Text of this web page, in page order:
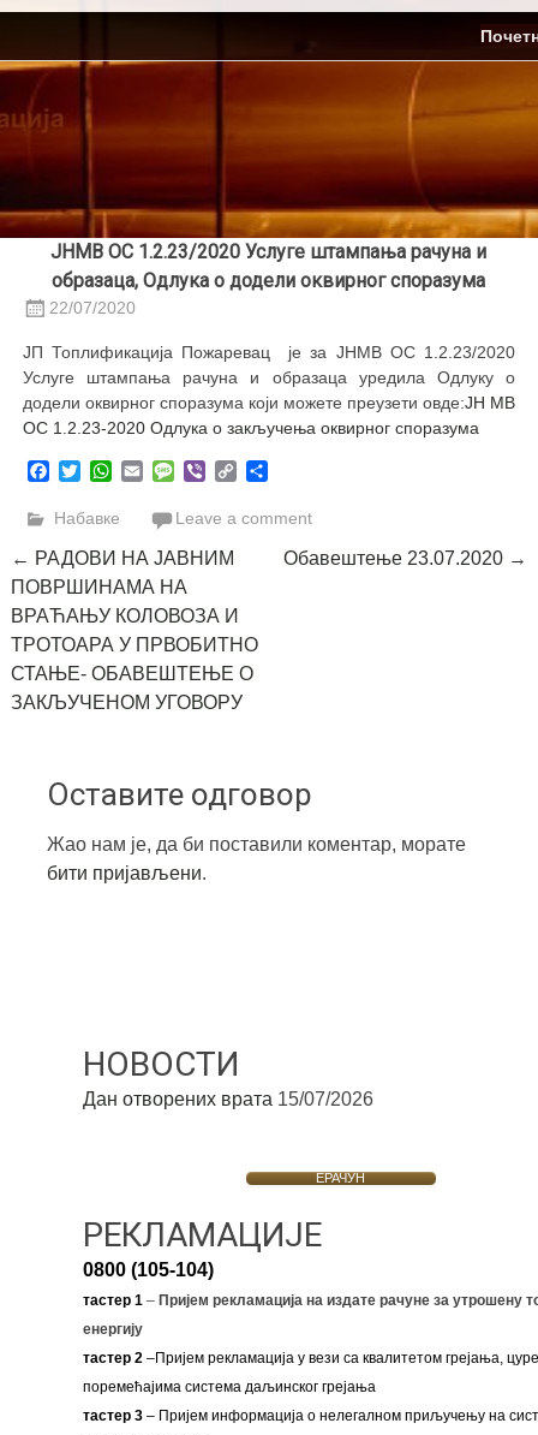
Skip
content
ЈНМВ ОС 1.2.23/2020 Услуге штампања рачуна и
образаца, Одлука о додели оквирног споразума
22/07/2020
ЈП Топлификација Пожаревац је за ЈНМВ ОС 1.2.23/2020
Услуге штампања рачуна и образаца уредила Одлуку о
додели оквирног споразума који можете преузети овде:ЈН МВ
OС 1.2.23-2020 Одлука о закључења оквирног споразума
Facebook
TwitterWhatsApp
EmailMessage
ViberCopy
Набавке Leave a comment
Post
navigation
← РАДОВИ НА ЈАВНИМ
ПОВРШИНАМА НА
ВРАЋАЊУ КОЛОВОЗА И
ТРОТОАРА У ПРВОБИТНО
СТАЊЕ- ОБАВЕШТЕЊЕ О
ЗАКЉУЧЕНОМ УГОВОРУ
Обавештење 23.07.2020 →
Оставите одговор
Жао нам је, да би поставили коментар, морате
бити пријављени.
НОВОСТИ
Дан отворених врата 15/07/2026
ЕРАЧУН
РЕКЛАМАЦИЈЕ
0800 (105-104)
тастер 1–Пријем рекламација на издате рачуне за утрошену
енергију
тастер 2–Пријем рекламација у вези са квалитетом грејања,
поремећајима система даљинског грејања
тастер 3– Пријем информација о нелегалном приључењу на